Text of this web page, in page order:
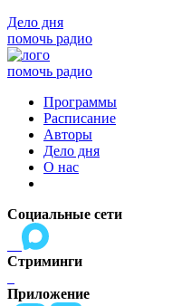
Дело дня
помочь радио
помочь радио
Программы
Расписание
Авторы
Дело дня
О нас
Социальные сети
Стриминги
Приложение